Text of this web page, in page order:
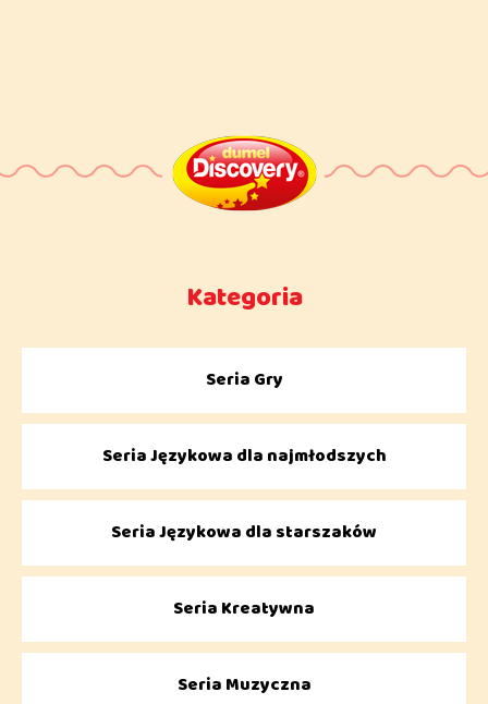
Kategoria
Seria Gry
Seria Językowa dla najmłodszych
Seria Językowa dla starszaków
Seria Kreatywna
Seria Muzyczna